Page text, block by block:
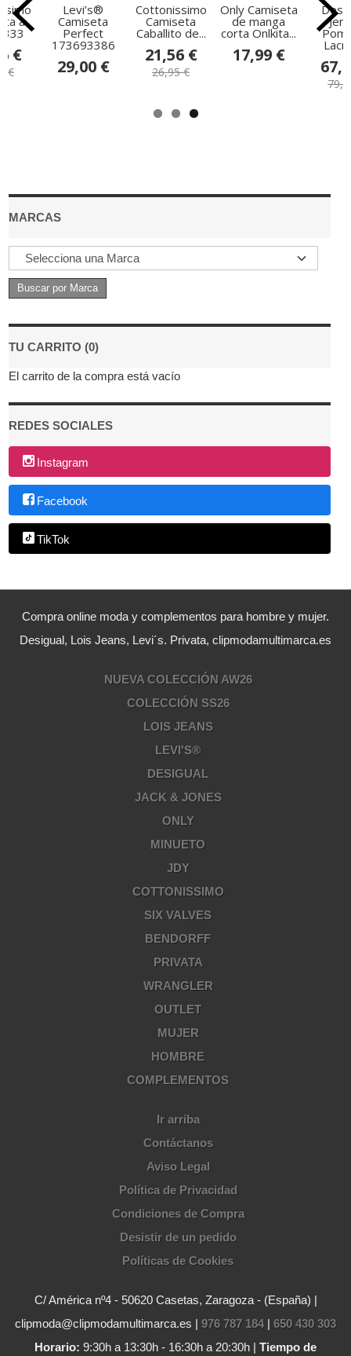
MARCAS
TU CARRITO (0)
El carrito de la compra está vacío
REDES SOCIALES
Instagram
Facebook
TikTok
a
333
€
€
Levi’s®
Camiseta
Perfect
173693386
29,00 €
Cottonissimo
Camiseta
Caballito de...
21,56 €
26,95 €
Only Camiseta
de manga
corta Onlkita...
17,99 €
Compra online moda y complementos para hombre y mujer.
Desigual, Lois Jeans, Levi´s. Privata, clipmodamultimarca.es
NUEVA COLECCIÓN AW26
COLECCIÓN SS26
LOIS JEANS
LEVI'S®
DESIGUAL
JACK & JONES
ONLY
MINUETO
JDY
COTTONISSIMO
SIX VALVES
BENDORFF
PRIVATA
WRANGLER
OUTLET
MUJER
HOMBRE
COMPLEMENTOS
Ir arriba
Contáctanos
Aviso Legal
Política de Privacidad
Condiciones de Compra
Desistir de un pedido
Políticas de Cookies
C/ América nº4 - 50620 Casetas, Zaragoza - (España) |
clipmoda@clipmodamultimarca.es | 976 787 184| 650 430 303
Horario: 9:30h a 13:30h - 16:30h a 20:30h | Tiempo de